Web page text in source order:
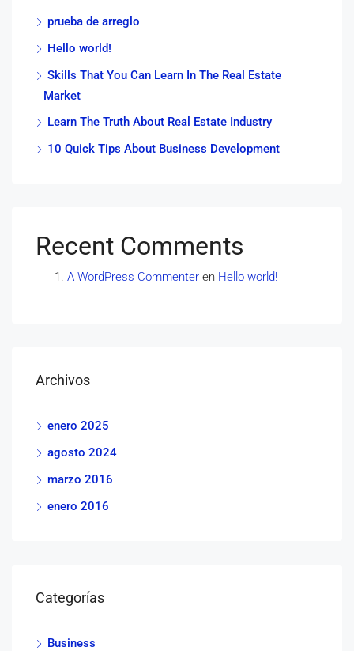
prueba de arreglo
Hello world!
Skills That You Can Learn In The Real Estate
Market
Learn The Truth About Real Estate Industry
10 Quick Tips About Business Development
Recent Comments
A WordPress Commenter en Hello world!
Archivos
enero 2025
agosto 2024
marzo 2016
enero 2016
Categorías
Business